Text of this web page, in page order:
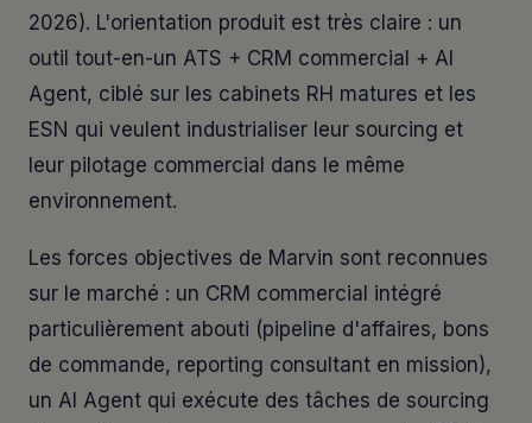
2026). L'orientation produit est très claire : un
outil tout-en-un ATS + CRM commercial + AI
Agent, ciblé sur les cabinets RH matures et les
ESN qui veulent industrialiser leur sourcing et
leur pilotage commercial dans le même
environnement.
Les forces objectives de Marvin sont reconnues
sur le marché : un CRM commercial intégré
particulièrement abouti (pipeline d'affaires, bons
de commande, reporting consultant en mission),
un AI Agent qui exécute des tâches de sourcing